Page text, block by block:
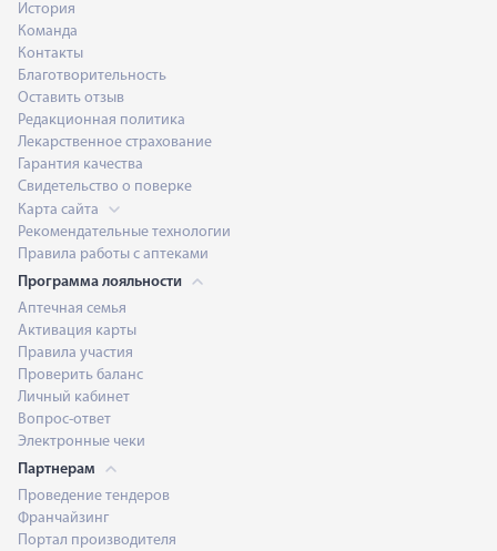
История
Команда
Контакты
Благотворительность
Оставить отзыв
Редакционная политика
Лекарственное страхование
Гарантия качества
Свидетельство о поверке
Карта сайта
Рекомендательные технологии
Правила работы с аптеками
Программа лояльности
Аптечная семья
Активация карты
Правила участия
Проверить баланс
Личный кабинет
Вопрос-ответ
Электронные чеки
Партнерам
Проведение тендеров
Франчайзинг
Портал производителя